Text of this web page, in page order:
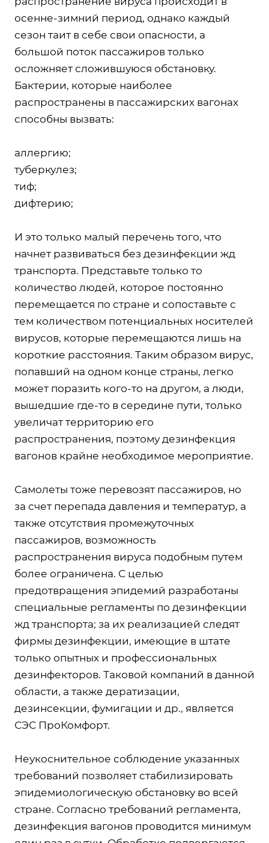
осенне-зимний период, однако каждый
сезон таит в себе свои опасности, а
большой поток пассажиров только
осложняет сложившуюся обстановку.
Бактерии, которые наиболее
распространены в пассажирских вагонах
способны вызвать:
аллергию;
туберкулез;
тиф;
дифтерию;
И это только малый перечень того, что
начнет развиваться без дезинфекции жд
транспорта. Представьте только то
количество людей, которое постоянно
перемещается по стране и сопоставьте с
тем количеством потенциальных носителей
вирусов, которые перемещаются лишь на
короткие расстояния. Таким образом вирус,
попавший на одном конце страны, легко
может поразить кого-то на другом, а люди,
вышедшие где-то в середине пути, только
увеличат территорию его
распространения, поэтому дезинфекция
вагонов крайне необходимое мероприятие.
Самолеты тоже перевозят пассажиров, но
за счет перепада давления и температур, а
также отсутствия промежуточных
пассажиров, возможность
распространения вируса подобным путем
более ограничена. С целью
предотвращения эпидемий разработаны
специальные регламенты по дезинфекции
жд транспорта; за их реализацией следят
фирмы дезинфекции, имеющие в штате
только опытных и профессиональных
дезинфекторов. Таковой компаний в данной
области, а также дератизации,
дезинсекции, фумигации и др., является
СЭС ПроКомфорт.
Неукоснительное соблюдение указанных
требований позволяет стабилизировать
эпидемиологическую обстановку во всей
стране. Согласно требований регламента,
дезинфекция вагонов проводится минимум